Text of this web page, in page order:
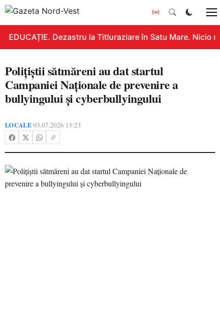
EDUCAȚIE. Dezastru la Titluraziare în Satu Mare. Nicio
Polițiștii sătmăreni au dat startul
Campaniei Naționale de prevenire a
bullyingului și cyberbullyingului
LOCALE•03.07.2026 13:23